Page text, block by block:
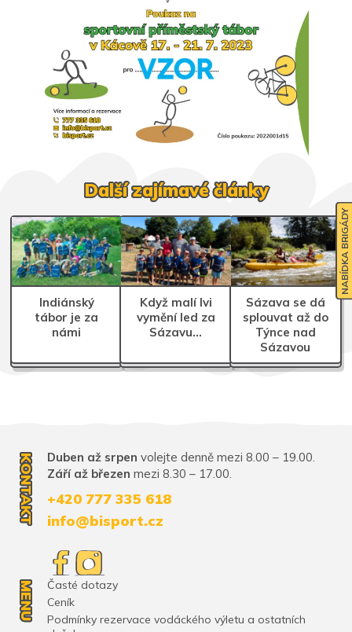
Další zajímavé články
Indiánský
tábor je za
námi
Když malí lvi
vymění led za
Sázavu…
Sázava se dá
splouvat až do
Týnce nad
Sázavou
MENU
Časté dotazy
Ceník
Podmínky rezervace vodáckého výletu a ostatních
KONTAKT Duben až srpen volejte denně mezi 8.00 – 19.00.
Září až březen mezi 8.30 – 17.00.
+420 777 335 618
info@bisport.cz
NABÍDKA BRIGÁDY